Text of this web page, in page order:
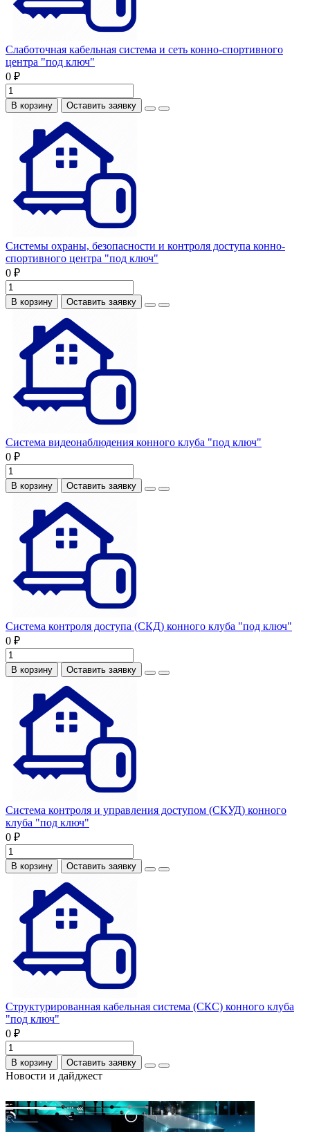
Слаботочная кабельная система и сеть конно-спортивного
центра "под ключ"
0 ₽
В корзину Оставить заявку
Системы охраны, безопасности и контроля доступа конно-
спортивного центра "под ключ"
0 ₽
В корзину Оставить заявку
Система видеонаблюдения конного клуба "под ключ"
0 ₽
В корзину Оставить заявку
Система контроля доступа (СКД) конного клуба "под ключ"
0 ₽
В корзину Оставить заявку
Система контроля и управления доступом (СКУД) конного
клуба "под ключ"
0 ₽
В корзину Оставить заявку
Структурированная кабельная система (СКС) конного клуба
"под ключ"
0 ₽
В корзину Оставить заявку
Новости и дайджест